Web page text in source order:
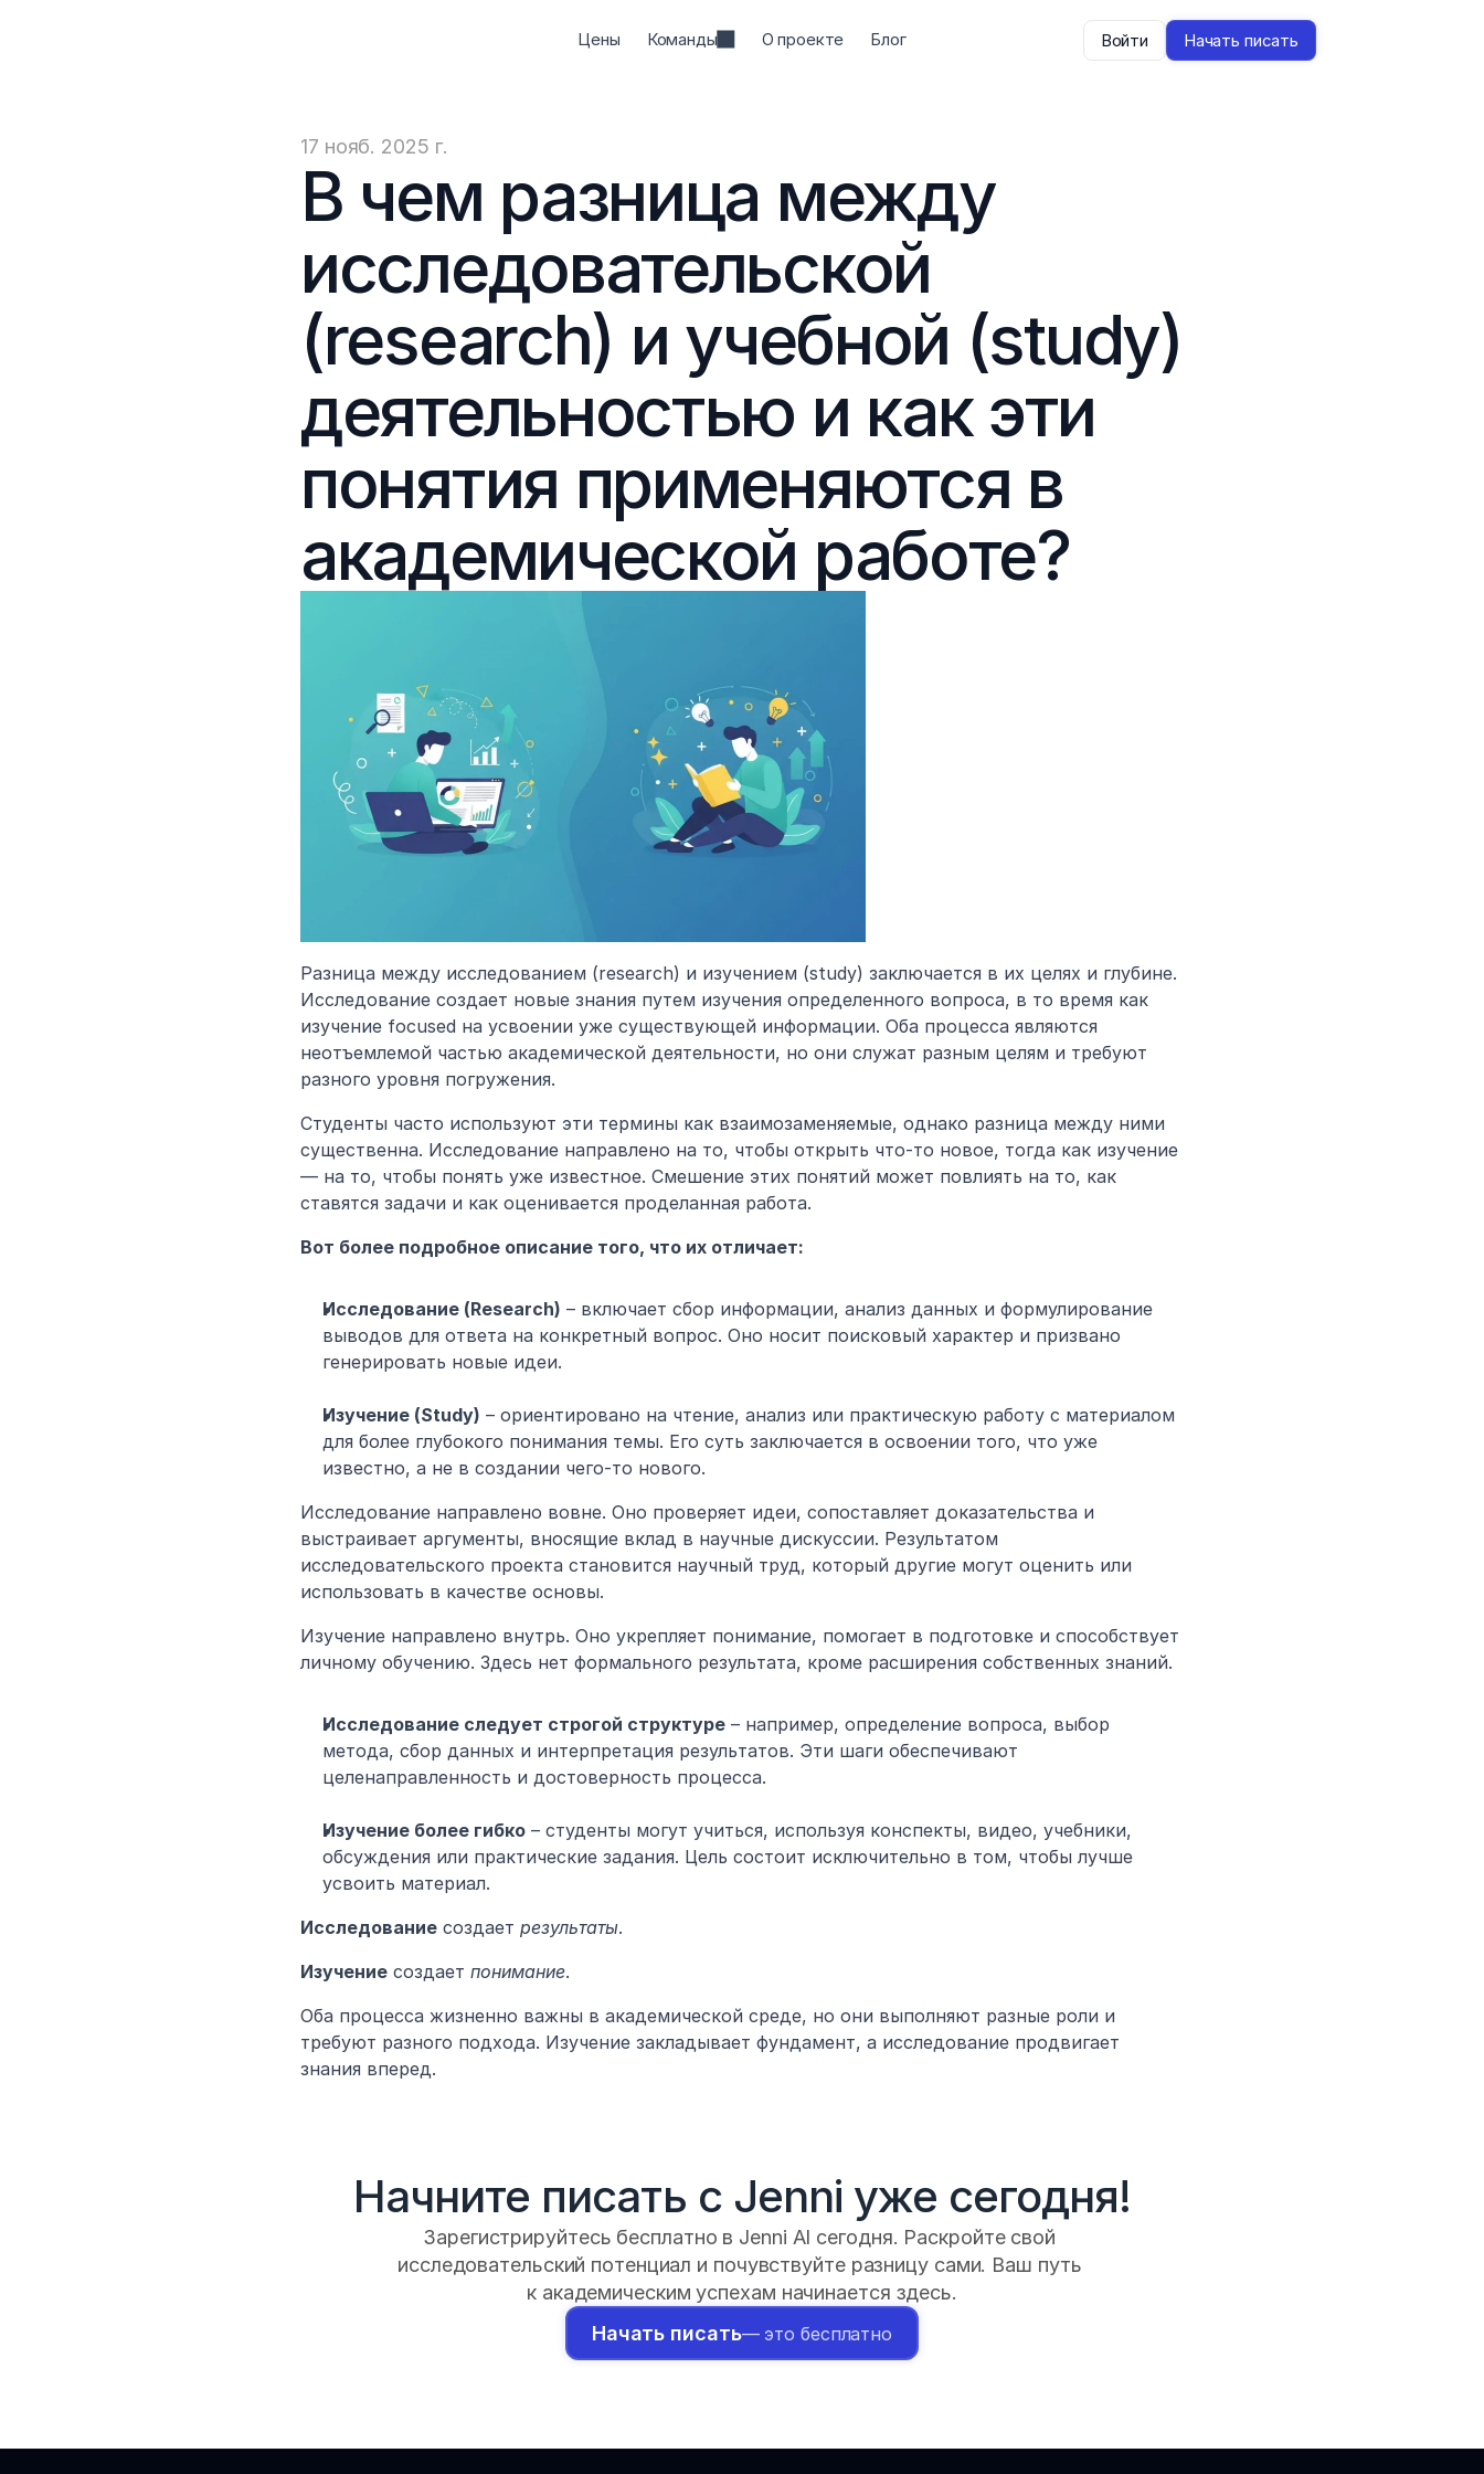
17 нояб. 2025 г.
В чем разница между
исследовательской
(research) и учебной (study)
деятельностью и как эти
понятия применяются в
академической работе?
Разница между исследованием (research) и изучением (study) заключается в их целях и глубине.
Исследование создает новые знания путем изучения определенного вопроса, в то время как
изучение focused на усвоении уже существующей информации. Оба процесса являются
неотъемлемой частью академической деятельности, но они служат разным целям и требуют
разного уровня погружения.
Студенты часто используют эти термины как взаимозаменяемые, однако разница между ними
существенна. Исследование направлено на то, чтобы открыть что-то новое, тогда как изучение
— на то, чтобы понять уже известное. Смешение этих понятий может повлиять на то, как
ставятся задачи и как оценивается проделанная работа.
Вот более подробное описание того, что их отличает:
Исследование (Research) – включает сбор информации, анализ данных и формулирование
выводов для ответа на конкретный вопрос. Оно носит поисковый характер и призвано
генерировать новые идеи.
Изучение (Study) – ориентировано на чтение, анализ или практическую работу с материалом
для более глубокого понимания темы. Его суть заключается в освоении того, что уже
известно, а не в создании чего-то нового.
Исследование направлено вовне. Оно проверяет идеи, сопоставляет доказательства и
выстраивает аргументы, вносящие вклад в научные дискуссии. Результатом
исследовательского проекта становится научный труд, который другие могут оценить или
использовать в качестве основы.
Изучение направлено внутрь. Оно укрепляет понимание, помогает в подготовке и способствует
личному обучению. Здесь нет формального результата, кроме расширения собственных знаний.
Исследование следует строгой структуре – например, определение вопроса, выбор
метода, сбор данных и интерпретация результатов. Эти шаги обеспечивают
целенаправленность и достоверность процесса.
Изучение более гибко – студенты могут учиться, используя конспекты, видео, учебники,
обсуждения или практические задания. Цель состоит исключительно в том, чтобы лучше
усвоить материал.
Исследование создает результаты.
Изучение создает понимание.
Оба процесса жизненно важны в академической среде, но они выполняют разные роли и
требуют разного подхода. Изучение закладывает фундамент, а исследование продвигает
знания вперед.
Начните писать с Jenni уже сегодня!
Зарегистрируйтесь бесплатно в Jenni AI сегодня. Раскройте свой
исследовательский потенциал и почувствуйте разницу сами. Ваш путь
к академическим успехам начинается здесь.
Начать писать— это бесплатно
Цены Команды О проекте Блог Войти Начать писать